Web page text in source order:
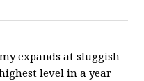
expands at sluggish
level in a year